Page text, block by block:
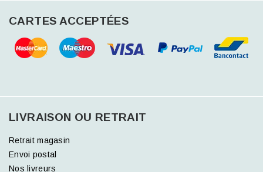
CARTES ACCEPTÉES
LIVRAISON OU RETRAIT
Retrait magasin
Envoi postal
Nos livreurs